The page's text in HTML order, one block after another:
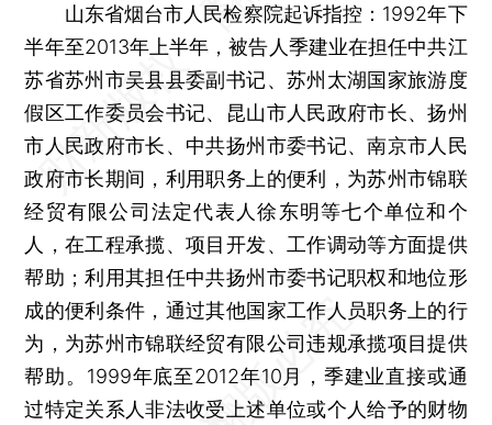
山东省烟台市人民检察院起诉指控：1992年下
半年至2013年上半年，被告人季建业在担任中共江
苏省苏州市吴县县委副书记、苏州太湖国家旅游度
假区工作委员会书记、昆山市人民政府市长、扬州
市人民政府市长、中共扬州市委书记、南京市人民
政府市长期间，利用职务上的便利，为苏州市锦联
经贸有限公司法定代表人徐东明等七个单位和个
人，在工程承揽、项目开发、工作调动等方面提供
帮助；利用其担任中共扬州市委书记职权和地位形
成的便利条件，通过其他国家工作人员职务上的行
为，为苏州市锦联经贸有限公司违规承揽项目提供
帮助。1999年底至2012年10月，季建业直接或通
过特定关系人非法收受上述单位或个人给予的财物